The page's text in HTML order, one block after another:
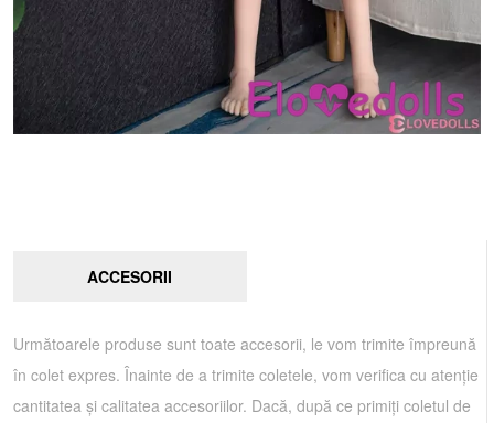
ACCESORII
Următoarele produse sunt toate accesorii, le vom trimite împreună
în colet expres. Înainte de a trimite coletele, vom verifica cu atenție
cantitatea și calitatea accesoriilor. Dacă, după ce primiți coletul de